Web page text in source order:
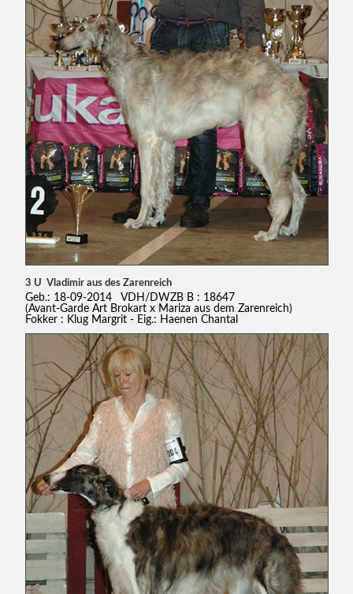
3 U Vladimir aus des Zarenreich
Geb.: 18-09-2014 VDH/DWZB B : 18647
(Avant-Garde Art Brokart x Mariza aus dem Zarenreich)
Fokker : Klug Margrit - Eig.: Haenen Chantal